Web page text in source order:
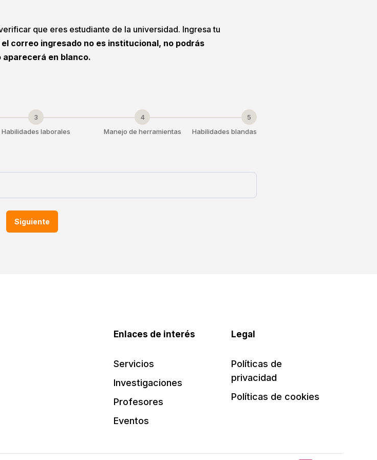
que eres estudiante de la universidad. Ingresa tu
el correo ingresado no es institucional, no podrás
en blanco.
3
Habilidades laborales
4
Manejo de herramientas
5
Habilidades blandas
Siguiente
Enlaces de interés
Servicios
Investigaciones
Profesores
Eventos
Legal
Políticas de
privacidad
Políticas de cookies